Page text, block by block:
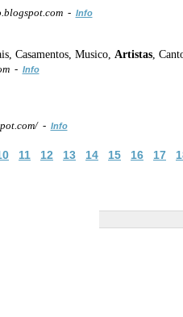
- Info
Casamentos, Musico, Artistas,
- Info
- Info
11 12 13 14 15 16 17